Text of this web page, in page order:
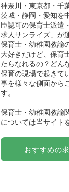
神奈川・東京都・千
茨城・静岡・愛知を
臣認可の保育士派遣
求人サンライズ」が
保育士・幼稚園教諭
大好きだけど、保育
たらなれるの？どん
保育の現場で起きて
事を様々な側面から
す。
保育士・幼稚園教諭
については当サイト
おすすめの